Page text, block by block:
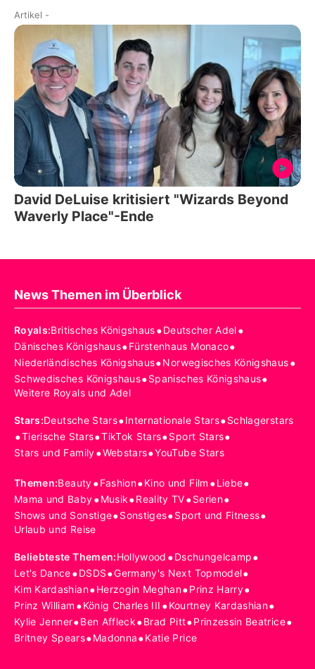
Artikel -
David DeLuise kritisiert "Wizards Beyond
Waverly Place"-Ende
News Themen im Überblick
Royals:Britisches Königshaus•Deutscher Adel•
Dänisches Königshaus•Fürstenhaus Monaco•
Niederländisches Königshaus•Norwegisches Königshaus•
Schwedisches Königshaus•Spanisches Königshaus•
Weitere Royals und Adel
Stars:Deutsche Stars•Internationale Stars•Schlagerstars
•Tierische Stars•TikTok Stars•Sport Stars•
Stars und Family•Webstars•YouTube Stars
Themen:Beauty•Fashion•Kino und Film •Liebe•
Mama und Baby•Musik•Reality TV•Serien•
Shows und Sonstige•Sonstiges•Sport und Fitness•
Urlaub und Reise
Beliebteste Themen:Hollywood •Dschungelcamp•
Let's Dance•DSDS•Germany's Next Topmodel•
Kim Kardashian•Herzogin Meghan•Prinz Harry•
Prinz William •König Charles III •Kourtney Kardashian•
Kylie Jenner•Ben Affleck•Brad Pitt•Prinzessin Beatrice•
Britney Spears•Madonna•Katie Price